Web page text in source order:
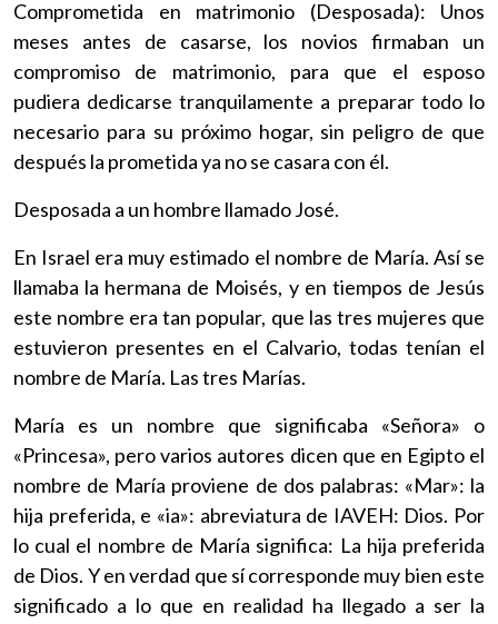
Comprometida en matrimonio (Desposada): Unos
meses antes de casarse, los novios firmaban un
compromiso de matrimonio, para que el esposo
pudiera dedicarse tranquilamente a preparar todo lo
necesario para su próximo hogar, sin peligro de que
después la prometida ya no se casara con él.
Desposada a un hombre llamado José.
En Israel era muy estimado el nombre de María. Así se
llamaba la hermana de Moisés, y en tiempos de Jesús
este nombre era tan popular, que las tres mujeres que
estuvieron presentes en el Calvario, todas tenían el
nombre de María. Las tres Marías.
María es un nombre que significaba «Señora» o
«Princesa», pero varios autores dicen que en Egipto el
nombre de María proviene de dos palabras: «Mar»: la
hija preferida, e «ia»: abreviatura de IAVEH: Dios. Por
lo cual el nombre de María significa: La hija preferida
de Dios. Y en verdad que sí corresponde muy bien este
significado a lo que en realidad ha llegado a ser la